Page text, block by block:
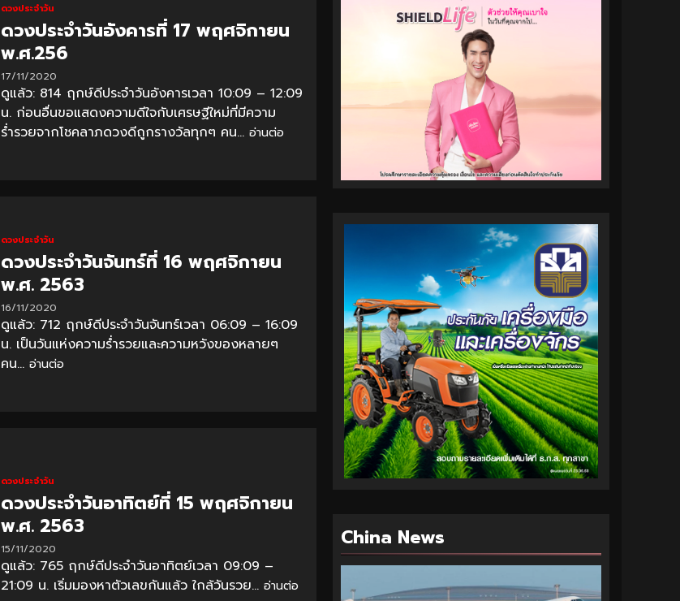
ดวงประจำวัน
ดวงประจำวันอังคารที่ 17 พฤศจิกายน
พ.ศ.256
17/11/2020
ดูแล้ว: 814 ฤกษ์ดีประจำวันอังคารเวลา 10:09 – 12:09
น. ก่อนอื่นขอแสดงความดีใจกับเศรษฐีใหม่ที่มีความ
ร่ำรวยจากโชคลาภดวงดีถูกรางวัลทุกๆ คน... อ่านต่อ
ดวงประจำวัน
ดวงประจำวันจันทร์ที่ 16 พฤศจิกายน
พ.ศ. 2563
16/11/2020
ดูแล้ว: 712 ฤกษ์ดีประจำวันจันทร์เวลา 06:09 – 16:09
น. เป็นวันแห่งความร่ำรวยและความหวังของหลายๆ
คน... อ่านต่อ
ดวงประจำวัน
ดวงประจำวันอาทิตย์ที่ 15 พฤศจิกายน
พ.ศ. 2563
15/11/2020
ดูแล้ว: 765 ฤกษ์ดีประจำวันอาทิตย์เวลา 09:09 –
21:09 น. เริ่มมองหาตัวเลขกันแล้ว ใกล้วันรวย... อ่านต่อ
China News